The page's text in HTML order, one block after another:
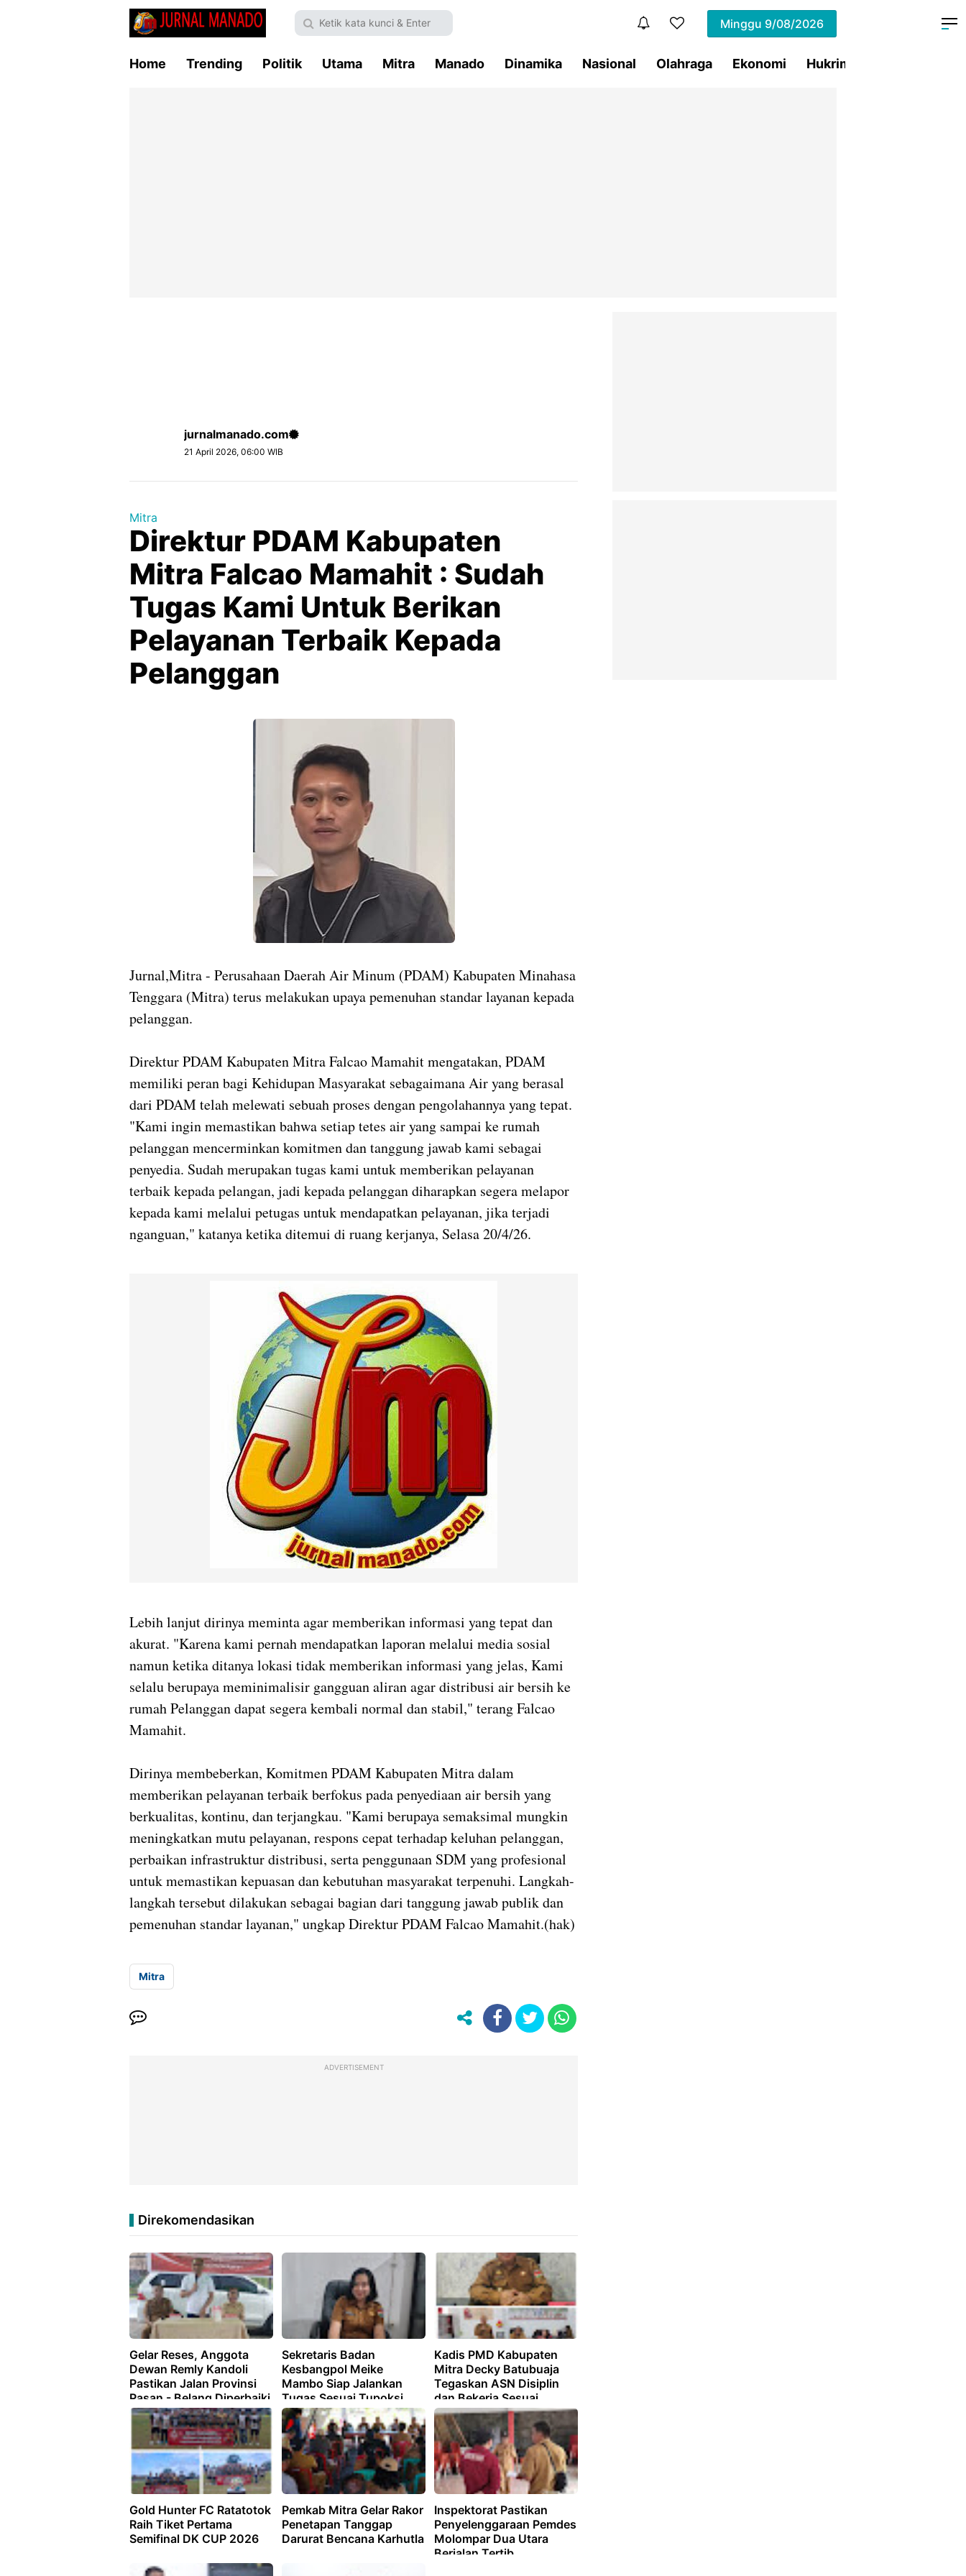
Minggu 9/08/2026
Home Trending Politik Utama Mitra Manado Dinamika Nasional Olahraga Ekonomi Hukrim
jurnalmanado.com
21 April 2026, 06:00 WIB
Mitra
Direktur PDAM Kabupaten
Mitra Falcao Mamahit : Sudah
Tugas Kami Untuk Berikan
Pelayanan Terbaik Kepada
Pelanggan
Jurnal,Mitra - Perusahaan Daerah Air Minum (PDAM) Kabupaten Minahasa
Tenggara (Mitra) terus melakukan upaya pemenuhan standar layanan kepada
pelanggan.
Direktur PDAM Kabupaten Mitra Falcao Mamahit mengatakan, PDAM
memiliki peran bagi Kehidupan Masyarakat sebagaimana Air yang berasal
dari PDAM telah melewati sebuah proses dengan pengolahannya yang tepat.
"Kami ingin memastikan bahwa setiap tetes air yang sampai ke rumah
pelanggan mencerminkan komitmen dan tanggung jawab kami sebagai
penyedia. Sudah merupakan tugas kami untuk memberikan pelayanan
terbaik kepada pelangan, jadi kepada pelanggan diharapkan segera melapor
kepada kami melalui petugas untuk mendapatkan pelayanan, jika terjadi
nganguan," katanya ketika ditemui di ruang kerjanya, Selasa 20/4/26.
Lebih lanjut dirinya meminta agar memberikan informasi yang tepat dan
akurat. "Karena kami pernah mendapatkan laporan melalui media sosial
namun ketika ditanya lokasi tidak memberikan informasi yang jelas, Kami
selalu berupaya meminimalisir gangguan aliran agar distribusi air bersih ke
rumah Pelanggan dapat segera kembali normal dan stabil," terang Falcao
Mamahit.
Dirinya membeberkan, Komitmen PDAM Kabupaten Mitra dalam
memberikan pelayanan terbaik berfokus pada penyediaan air bersih yang
berkualitas, kontinu, dan terjangkau. "Kami berupaya semaksimal mungkin
meningkatkan mutu pelayanan, respons cepat terhadap keluhan pelanggan,
perbaikan infrastruktur distribusi, serta penggunaan SDM yang profesional
untuk memastikan kepuasan dan kebutuhan masyarakat terpenuhi. Langkah-
langkah tersebut dilakukan sebagai bagian dari tanggung jawab publik dan
pemenuhan standar layanan," ungkap Direktur PDAM Falcao Mamahit.(hak)
Mitra
ADVERTISEMENT
Direkomendasikan
Gelar Reses, Anggota
Dewan Remly Kandoli
Pastikan Jalan Provinsi
Pasan - Belang Diperbaiki
Sekretaris Badan
Kesbangpol Meike
Mambo Siap Jalankan
Tugas Sesuai Tupoksi
Kadis PMD Kabupaten
Mitra Decky Batubuaja
Tegaskan ASN Disiplin
dan Bekerja Sesuai
Tupoksi
Gold Hunter FC Ratatotok
Raih Tiket Pertama
Semifinal DK CUP 2026
Pemkab Mitra Gelar Rakor
Penetapan Tanggap
Darurat Bencana Karhutla
Inspektorat Pastikan
Penyelenggaraan Pemdes
Molompar Dua Utara
Berjalan Tertib,